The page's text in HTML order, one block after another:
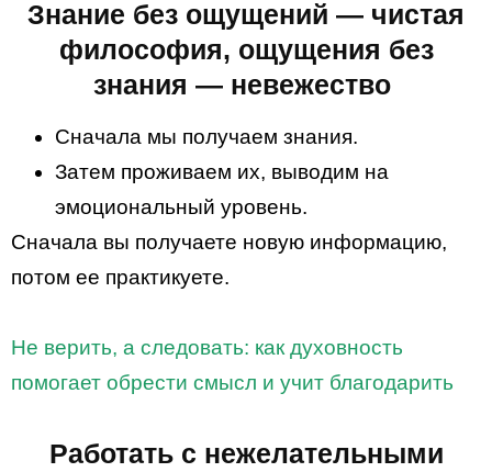
Знание без ощущений — чистая
философия, ощущения без
знания — невежество
Сначала мы получаем знания.
Затем проживаем их, выводим на
эмоциональный уровень.
Сначала вы получаете новую информацию,
потом ее практикуете.
Не верить, а следовать: как духовность
помогает обрести смысл и учит благодарить
Работать с нежелательными